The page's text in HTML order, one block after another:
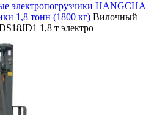
электропогрузчики HANGCHA
1,8 тонн (1800 кг) Вилочный
1,8 т электро